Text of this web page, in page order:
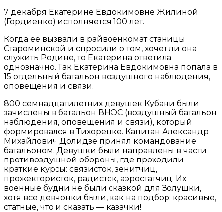
7 декабря Екатерине Евдокимовне Жилиной
(Гордиенко) исполняется 100 лет.
Когда ее вызвали в райвоенкомат станицы
Староминской и спросили о том, хочет ли она
служить Родине, то Екатерина ответила
однозначно. Так Екатерина Евдокимовна попала в
15 отдельный батальон воздушного наблюдения,
оповещения и связи.
800 семнадцатилетних девушек Кубани были
зачислены в батальон ВНОС (воздушный батальон
наблюдения, оповещения и связи), который
формировался в Тихорецке. Капитан Александр
Михайлович Долидзе принял командование
батальоном. Девушки были направлены в части
противоздушной обороны, где проходили
краткие курсы: связисток, зенитчиц,
прожектористок, радисток, аэростатчиц. Их
военные будни не были сказкой для Золушки,
хотя все девчонки были, как на подбор: красивые,
статные, что и сказать — казачки!